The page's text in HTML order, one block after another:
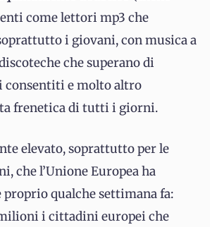
come lettori mp3 che
i giovani, con musica a
che superano di
e molto altro
frenetica di tutti i giorni.
elevato, soprattutto per le
che l’Unione Europea ha
proprio qualche settimana fa:
i cittadini europei che